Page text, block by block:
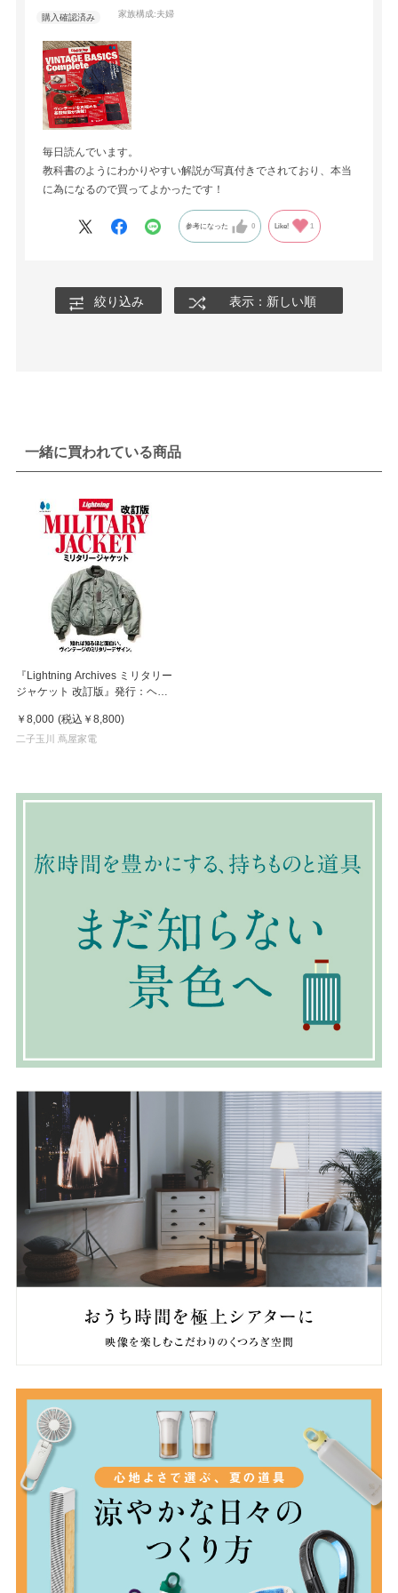
家族構成:夫婦
毎日読んでいます。
教科書のようにわかりやすい解説が写真付きでされており、本当
に為になるので買ってよかったです！
参考になった 0 Like! 1
絞り込み 表示：新しい順
一緒に買われている商品
『Lightning Archives ミリタリー
ジャケット 改訂版』発行：ヘリ
￥8,000 (税込 ￥8,800)
二子玉川 蔦屋家電